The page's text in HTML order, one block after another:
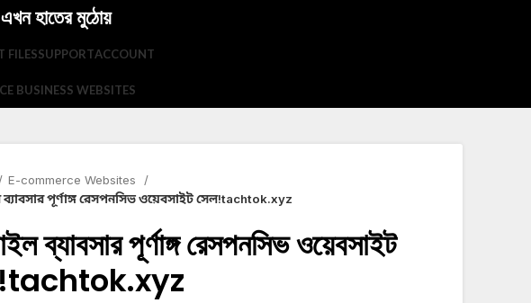
হাতের মুঠোয়
FILESSUPPORTACCOUNT
BUSINESS WEBSITES
E-commerce Websites
পূর্ণাঙ্গ রেসপনসিভ ওয়েবসাইট সেল!tachtok.xyz
ব্যাবসার পূর্ণাঙ্গ রেসপনসিভ ওয়েবসাইট